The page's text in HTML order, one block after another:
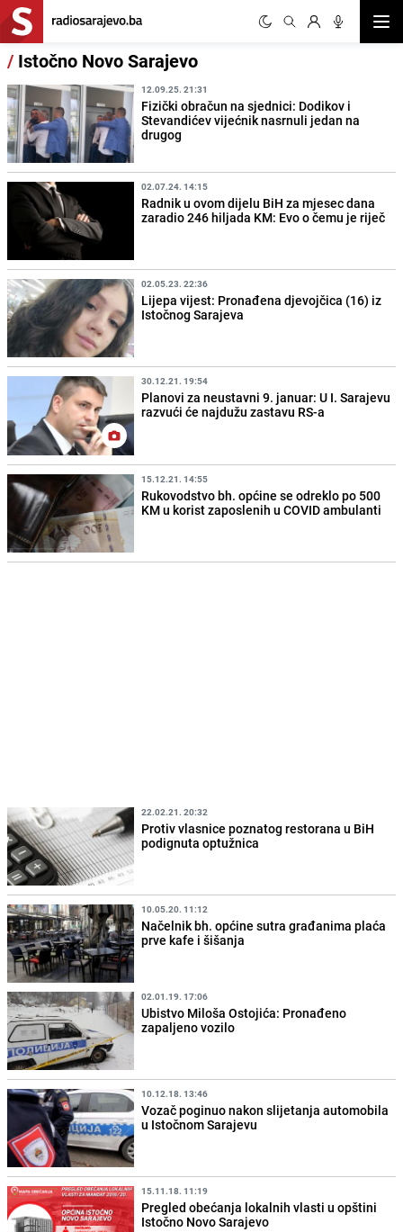
/ Istočno Novo Sarajevo
12.09.25. 21:31
Fizički obračun na sjednici: Dodikov i
Stevandićev vijećnik nasrnuli jedan na
drugog
02.07.24. 14:15
Radnik u ovom dijelu BiH za mjesec dana
zaradio 246 hiljada KM: Evo o čemu je riječ
02.05.23. 22:36
Lijepa vijest: Pronađena djevojčica (16) iz
Istočnog Sarajeva
30.12.21. 19:54
Planovi za neustavni 9. januar: U I. Sarajevu
razvući će najdužu zastavu RS-a
15.12.21. 14:55
Rukovodstvo bh. općine se odreklo po 500
KM u korist zaposlenih u COVID ambulanti
22.02.21. 20:32
Protiv vlasnice poznatog restorana u BiH
podignuta optužnica
10.05.20. 11:12
Načelnik bh. općine sutra građanima plaća
prve kafe i šišanja
02.01.19. 17:06
Ubistvo Miloša Ostojića: Pronađeno
zapaljeno vozilo
10.12.18. 13:46
Vozač poginuo nakon slijetanja automobila
u Istočnom Sarajevu
15.11.18. 11:19
Pregled obećanja lokalnih vlasti u opštini
Istočno Novo Sarajevo